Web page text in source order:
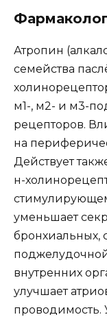
Атропин
семейства
м1-, м2- и м3-
рецепторов.
на
Действует
н-
уменьшает
бронхиальных,
внутренних
улучшает
проводимость.